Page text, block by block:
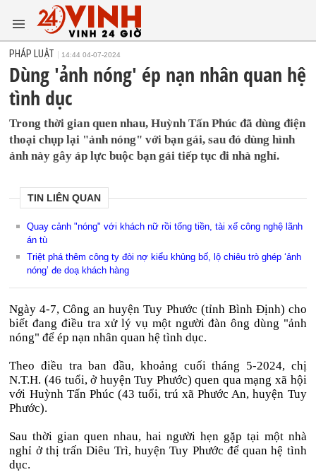
PHÁP LUẬT 14:44 04-07-2024
Dùng 'ảnh nóng' ép nạn nhân quan hệ
tình dục
Trong thời gian quen nhau, Huỳnh Tấn Phúc đã dùng điện
thoại chụp lại "ảnh nóng" với bạn gái, sau đó dùng hình
ảnh này gây áp lực buộc bạn gái tiếp tục đi nhà nghỉ.
TIN LIÊN QUAN
Quay cảnh "nóng" với khách nữ rồi tống tiền, tài xế công nghệ lãnh
án tù
Triệt phá thêm công ty đòi nợ kiểu khủng bố, lộ chiêu trò ghép ‘ảnh
nóng’ đe doạ khách hàng
Ngày 4-7, Công an huyện Tuy Phước (tỉnh Bình Định) cho
biết đang điều tra xử lý vụ một người đàn ông dùng "ảnh
nóng" để ép nạn nhân quan hệ tình dục.
Theo điều tra ban đầu, khoảng cuối tháng 5-2024, chị
N.T.H. (46 tuổi, ở huyện Tuy Phước) quen qua mạng xã hội
với Huỳnh Tấn Phúc (43 tuổi, trú xã Phước An, huyện Tuy
Phước).
Sau thời gian quen nhau, hai người hẹn gặp tại một nhà
nghỉ ở thị trấn Diêu Trì, huyện Tuy Phước để quan hệ tình
dục.